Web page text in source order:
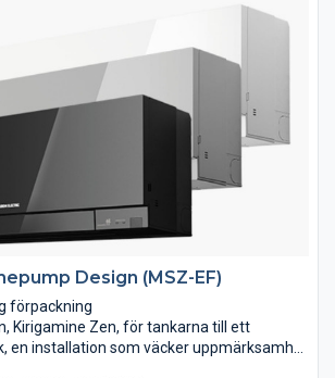
Design (MSZ-EF)
förpackning
Kirigamine Zen, för tankarna till ett
en installation som väcker uppmärksamhet
verkligen en inomhusdel till en